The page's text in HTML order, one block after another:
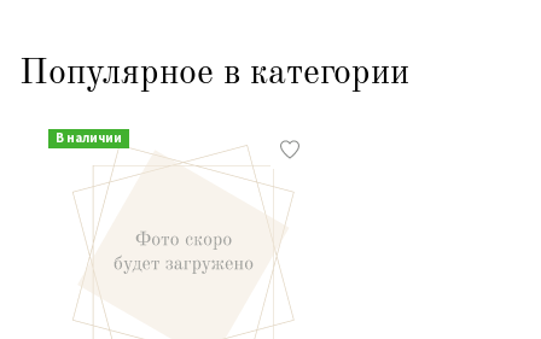
Популярное в категории
В наличии